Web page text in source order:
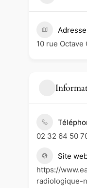
Adresse
10 rue
02 32 64 50
Site
https://
radiologique-